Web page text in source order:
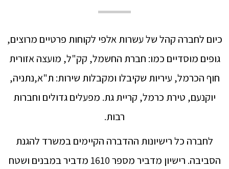
כיום לחברה קהל של עשרות אלפי לקוחות פרטיים מרוצים,
גופים מוסדיים כמו: חברת החשמל, קק"ל, מועצה אזורית
חוף הכרמל, עיריות שקיבלו ומקבלות שירות: ת"א,נתניה,
יוקנעם, טירת כרמל, קריית גת. מפעלים גדולים וחברות
רבות.
לחברה כל רישיונות ההדברה הקיימים במשרד להגנת
הסביבה. רישיון מדביר מספר 1610 מדביר במבנים ושטח